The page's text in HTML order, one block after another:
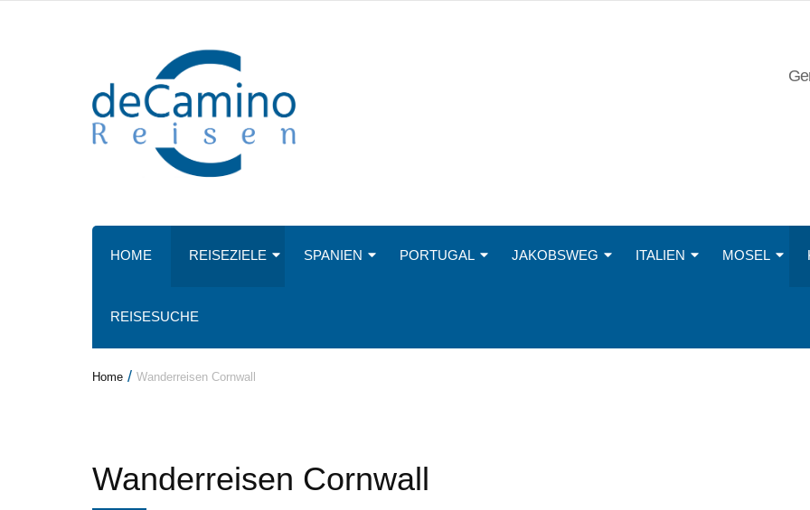
HOME REISEZIELE SPANIEN PORTUGAL JAKOBSWEG ITALIEN MOSEL
REISESUCHE
Home / Wanderreisen Cornwall
Wanderreisen Cornwall